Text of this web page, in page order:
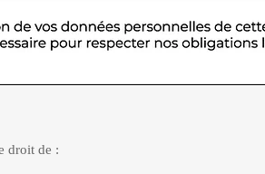
droit de :